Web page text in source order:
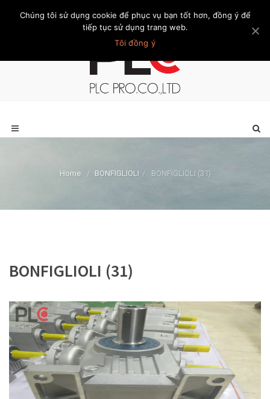
Trang chủ Giới thiệu Khách hàng Liên hệ Thành viên
Home / BONFIGLIOLI / BONFIGLIOLI (31)
BONFIGLIOLI (31)
Chúng tôi sử dụng cookie để phục vụ bạn tốt hơn, đồng ý để
tiếp tục sử dụng trang web.
Tôi đồng ý